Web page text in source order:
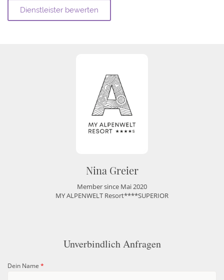
Nina Greier
Member since Mai 2020
MY ALPENWELT Resort****SUPERIOR
Unverbindlich Anfragen
Dein Name *